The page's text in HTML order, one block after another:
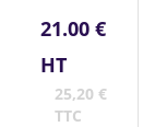
21.00 €
HT
25,20 €
TTC